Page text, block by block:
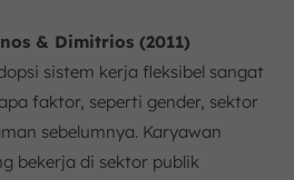
& Dimitrios (2011)
sistem kerja fleksibel sangat
faktor, seperti gender, sektor
sebelumnya. Karyawan
bekerja di sektor publik